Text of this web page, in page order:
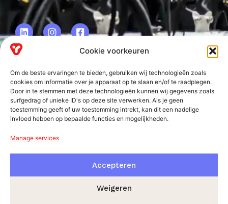
Cookie voorkeuren
Om de beste ervaringen te bieden, gebruiken wij technologieën zoals
cookies om informatie over je apparaat op te slaan en/of te raadplegen.
Door in te stemmen met deze technologieën kunnen wij gegevens zoals
surfgedrag of unieke ID's op deze site verwerken. Als je geen
toestemming geeft of uw toestemming intrekt, kan dit een nadelige
invloed hebben op bepaalde functies en mogelijkheden.
Manage services
Accepteren
Weigeren
VRF BV.
Frankweg 2
2153 PD
Nieuw-Vennep